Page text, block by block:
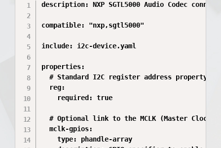
description: NXP SGTL5000 Audio Codec
compatible: "nxp,sgtl5000"
include: i2c-device.yaml
properties:
# Standard I2C register address property
  reg:
    required: true
# Optional link to the MCLK (Master Clock)
  mclk-gpios:
    type: phandle-array